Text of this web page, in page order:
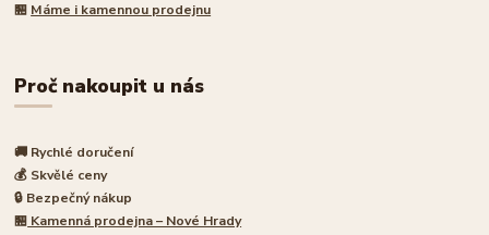
🏪 Máme i kamennou prodejnu
Proč nakoupit u nás
🚚 Rychlé doručení
💰 Skvělé ceny
🔒 Bezpečný nákup
🏪 Kamenná prodejna – Nové Hrady